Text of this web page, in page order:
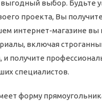
выбор. Будьте
проекта, Вы
интернет-магазине вы
включая
и получите
специалистов.
форму